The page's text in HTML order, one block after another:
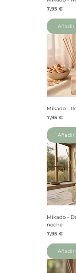
Precio
7,95 €
Añadir
Mikado -
Precio
7,95 €
Añadir
Mikado -
noche
Precio
7,95 €
Añadir